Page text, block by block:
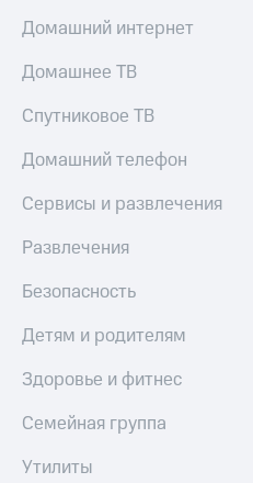
Домашний интернет
Домашнее ТВ
Спутниковое ТВ
Домашний телефон
Сервисы и развлечения
Развлечения
Безопасность
Детям и родителям
Здоровье и фитнес
Семейная группа
Утилиты